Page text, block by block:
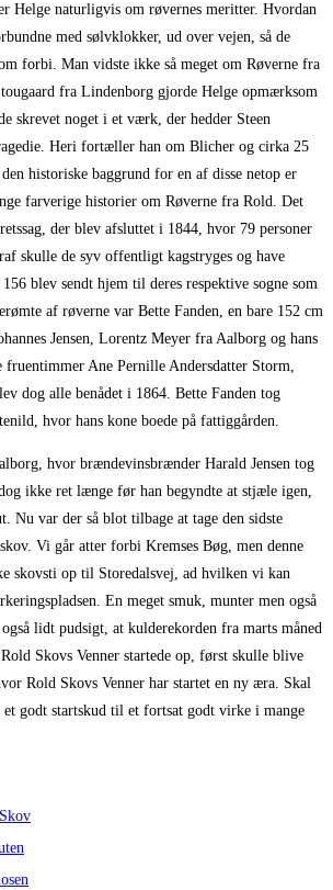
Helge naturligvis om røvernes meritter. Hvordan
med sølvklokker, ud over vejen, så de
forbi. Man vidste ikke så meget om Røverne fra
fra Lindenborg gjorde Helge opmærksom
skrevet noget i et værk, der hedder Steen
Heri fortæller han om Blicher og cirka 25
historiske baggrund for en af disse netop er
farverige historier om Røverne fra Rold. Det
der blev afsluttet i 1844, hvor 79 personer
skulle de syv offentligt kagstryges og have
blev sendt hjem til deres respektive sogne som
af røverne var Bette Fanden, en bare 152 cm
Jensen, Lorentz Meyer fra Aalborg og hans
Ane Pernille Andersdatter Storm,
dog alle benådet i 1864. Bette Fanden tog
hvor hans kone boede på fattiggården.
hvor brændevinsbrænder Harald Jensen tog
ikke ret længe før han begyndte at stjæle igen,
Nu var der så blot tilbage at tage den sidste
Vi går atter forbi Kremses Bøg, men denne
skovsti op til Storedalsvej, ad hvilken vi kan
En meget smuk, munter men også
lidt pudsigt, at kulderekorden fra marts måned
Skovs Venner startede op, først skulle blive
Rold Skovs Venner har startet en ny æra. Skal
godt startskud til et fortsat godt virke i mange